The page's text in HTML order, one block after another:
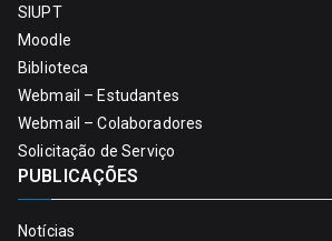
SIUPT
Moodle
Biblioteca
Webmail – Estudantes
Webmail – Colaboradores
Solicitação de Serviço
PUBLICAÇÕES
Notícias